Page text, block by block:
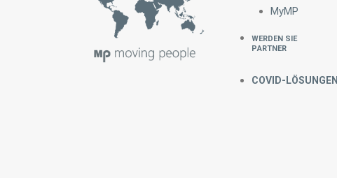
MyMP
Werden Sie
Partner
COVID-LÖSUNGEN